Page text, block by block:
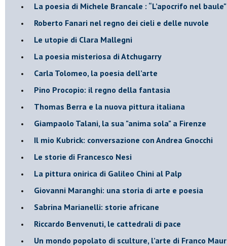
​La poesia di Michele Brancale : “L’apocrifo nel baule"
Roberto Fanari nel regno dei cieli e delle nuvole
Le utopie di Clara Mallegni
​La poesia misteriosa di Atchugarry
Carla Tolomeo, la poesia dell’arte
Pino Procopio: il regno della fantasia
Thomas Berra e la nuova pittura italiana
Giampaolo Talani, la sua "anima sola" a Firenze
Il mio Kubrick: conversazione con Andrea Gnocchi
Le storie di Francesco Nesi
​La pittura onirica di Galileo Chini al Palp
​Giovanni Maranghi: una storia di arte e poesia
Sabrina Marianelli: storie africane
​Riccardo Benvenuti, le cattedrali di pace
​Un mondo popolato di sculture, l’arte di Franco